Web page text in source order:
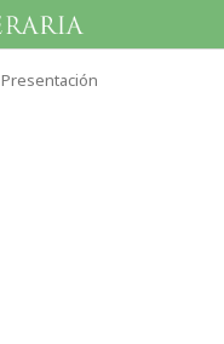
Presentación